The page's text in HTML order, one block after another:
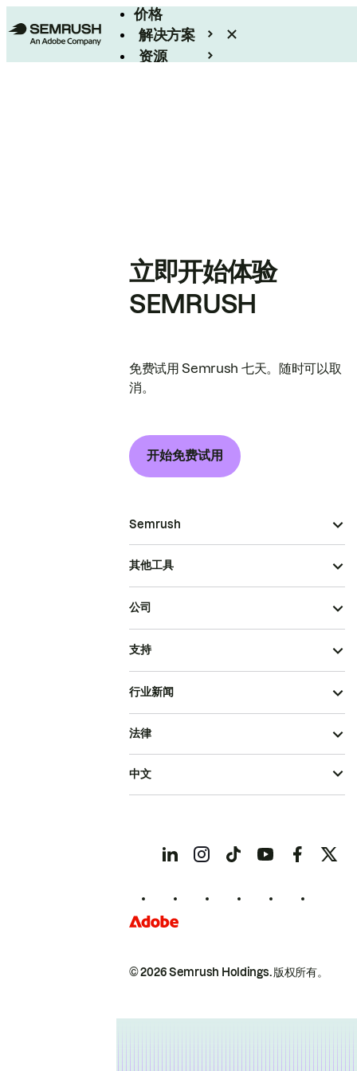
价格
解决方案
资源
立即开始体验
SEMRUSH
免费试用 Semrush 七天。随时可以取
消。
开始免费试用
Semrush
其他工具
公司
支持
行业新闻
© 2026 Semrush Holdings.版权所有。
法律
中文